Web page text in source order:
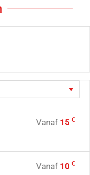
Vanaf 15 €
Vanaf 10 €